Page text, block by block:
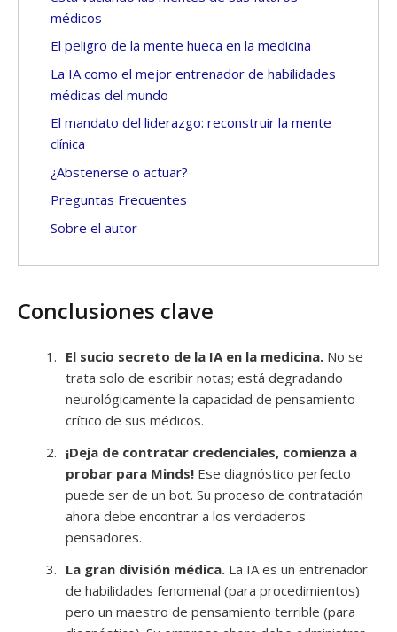
médicos
El peligro de la mente hueca en la medicina
La IA como el mejor entrenador de habilidades
médicas del mundo
El mandato del liderazgo: reconstruir la mente
clínica
¿Abstenerse o actuar?
Preguntas Frecuentes
Sobre el autor
Conclusiones clave
El sucio secreto de la IA en la medicina. No se
trata solo de escribir notas; está degradando
neurológicamente la capacidad de pensamiento
crítico de sus médicos.
¡Deja de contratar credenciales, comienza a
probar para Minds! Ese diagnóstico perfecto
puede ser de un bot. Su proceso de contratación
ahora debe encontrar a los verdaderos
pensadores.
La gran división médica. La IA es un entrenador
de habilidades fenomenal (para procedimientos)
pero un maestro de pensamiento terrible (para